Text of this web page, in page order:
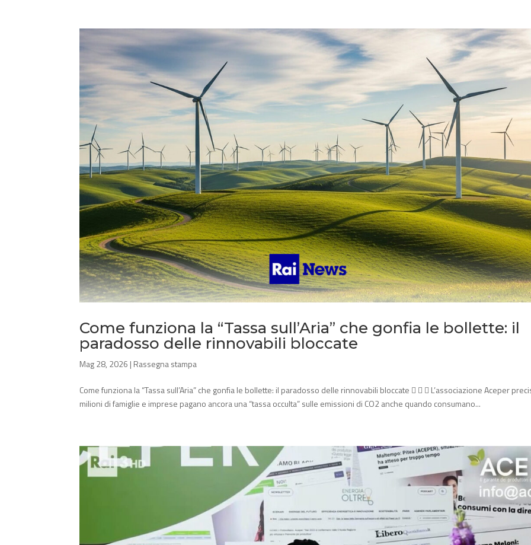
Come funziona la “Tassa sull’Aria” che gonfia le bollette: il
paradosso delle rinnovabili bloccate
Mag 28, 2026 | Rassegna stampa
Come funziona la “Tassa sull’Aria” che gonfia le bollette: il paradosso delle rinnovabili bloccate    L’associazione Aceper
milioni di famiglie e imprese pagano ancora una “tassa occulta” sulle emissioni di CO2 anche quando consumano...